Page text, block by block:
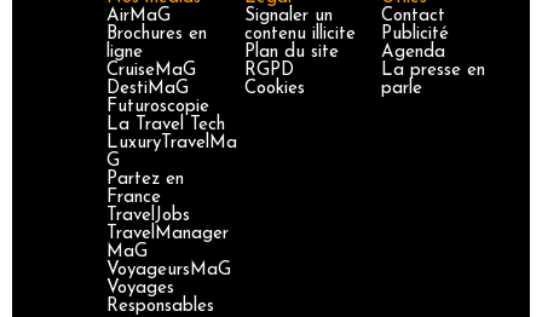
AirMaG
Brochures en
ligne
CruiseMaG
DestiMaG
Futuroscopie
La Travel Tech
LuxuryTravelMa
G
Partez en
France
TravelJobs
TravelManager
MaG
VoyageursMaG
Voyages
Responsables
Signaler un
contenu illicite
Plan du site
RGPD
Cookies
Contact
Publicité
Agenda
La presse en
parle